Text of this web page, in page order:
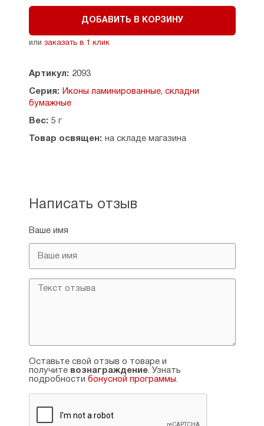
Размеры: 6,5 х 9,5 см.
Страна производитель: Россия.
ДОБАВИТЬ В КОРЗИНУ
или заказать в 1 клик
Артикул: 2093
Серия: Иконы ламинированные, складни
бумажные
Вес: 5 г
Товар освящен: на складе магазина
Написать отзыв
Ваше имя
Оставьте свой отзыв о товаре и
получите вознаграждение. Узнать
подробности бонусной программы.